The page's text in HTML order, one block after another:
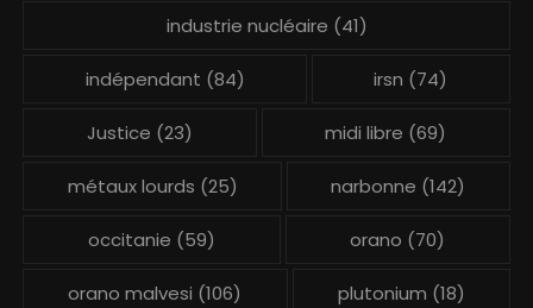
industrie nucléaire (41)
indépendant (84) irsn (74)
Justice (23) midi libre (69)
métaux lourds (25) narbonne (142)
occitanie (59) orano (70)
orano malvesi (106) plutonium (18)